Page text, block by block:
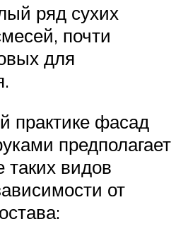
ряд сухих
почти
для
практике фасад
предполагает
таких видов
от